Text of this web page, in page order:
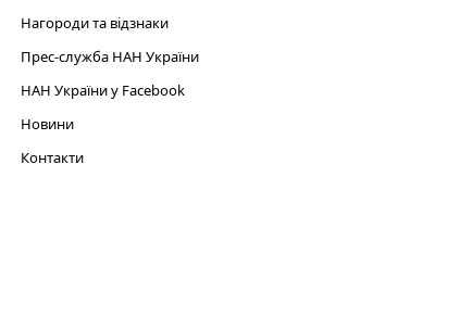
Нагороди та відзнаки
Прес-служба НАН України
НАН України у Facebook
Новини
Контакти